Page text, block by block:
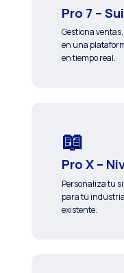
Pro 7 –
Gestiona
en una
en tiempo real.
Pro X –
Personaliza tu
para tu
existente.